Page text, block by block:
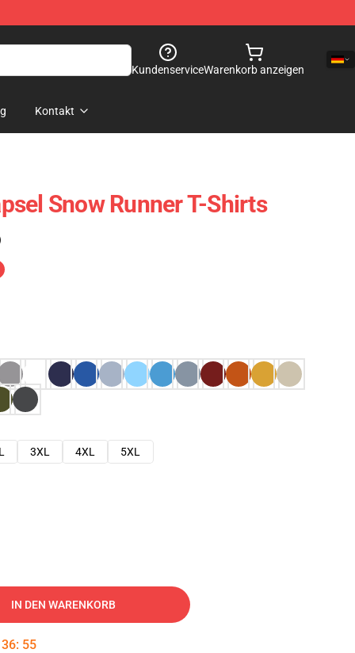
KundenserviceWarenkorb anzeigen
Kontakt
Snow Runner T-Shirts
3XL 4XL
5XL
IN DEN WARENKORB
36: 54